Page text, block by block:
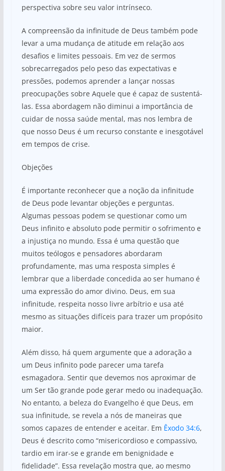
perspectiva sobre seu valor intrínseco.
A compreensão da infinitude de Deus também pode
levar a uma mudança de atitude em relação aos
desafios e limites pessoais. Em vez de sermos
sobrecarregados pelo peso das expectativas e
pressões, podemos aprender a lançar nossas
preocupações sobre Aquele que é capaz de sustentá-
las. Essa abordagem não diminui a importância de
cuidar de nossa saúde mental, mas nos lembra de
que nosso Deus é um recurso constante e inesgotável
em tempos de crise.
Objeções
É importante reconhecer que a noção da infinitude
de Deus pode levantar objeções e perguntas.
Algumas pessoas podem se questionar como um
Deus infinito e absoluto pode permitir o sofrimento e
a injustiça no mundo. Essa é uma questão que
muitos teólogos e pensadores abordaram
profundamente, mas uma resposta simples é
lembrar que a liberdade concedida ao ser humano é
uma expressão do amor divino. Deus, em sua
infinitude, respeita nosso livre arbítrio e usa até
mesmo as situações difíceis para trazer um propósito
maior.
Além disso, há quem argumente que a adoração a
um Deus infinito pode parecer uma tarefa
esmagadora. Sentir que devemos nos aproximar de
um Ser tão grande pode gerar medo ou inadequação.
No entanto, a beleza do Evangelho é que Deus, em
sua infinitude, se revela a nós de maneiras que
somos capazes de entender e aceitar. Em Êxodo 34:6,
Deus é descrito como “misericordioso e compassivo,
tardio em irar-se e grande em benignidade e
fidelidade”. Essa revelação mostra que, ao mesmo